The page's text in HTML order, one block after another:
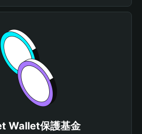
Wallet保護基金